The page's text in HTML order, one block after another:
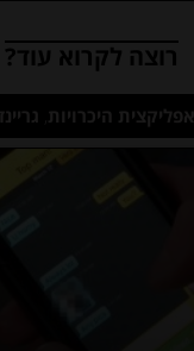
רוצה לקרוא עוד?
אפליקצית היכרויות